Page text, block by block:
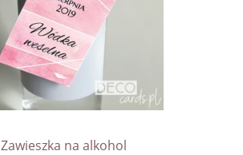
Zawieszka na alkohol